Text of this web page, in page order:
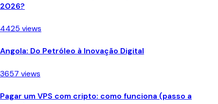
2026?
4425 views
Angola: Do Petróleo à Inovação Digital
3657 views
Pagar um VPS com cripto: como funciona (passo a